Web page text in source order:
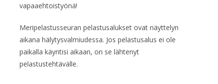
vapaaehtoistyönä!
Meripelastusseuran pelastusalukset ovat näyttelyn
aikana hälytysvalmiudessa. Jos pelastusalus ei ole
paikalla käyntisi aikaan, on se lähtenyt
pelastustehtävälle.